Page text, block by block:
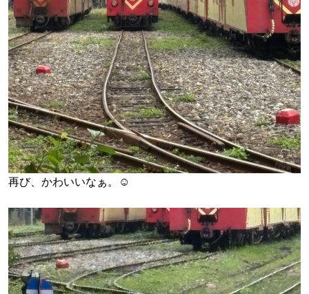
再び、かわいいなぁ。☺️